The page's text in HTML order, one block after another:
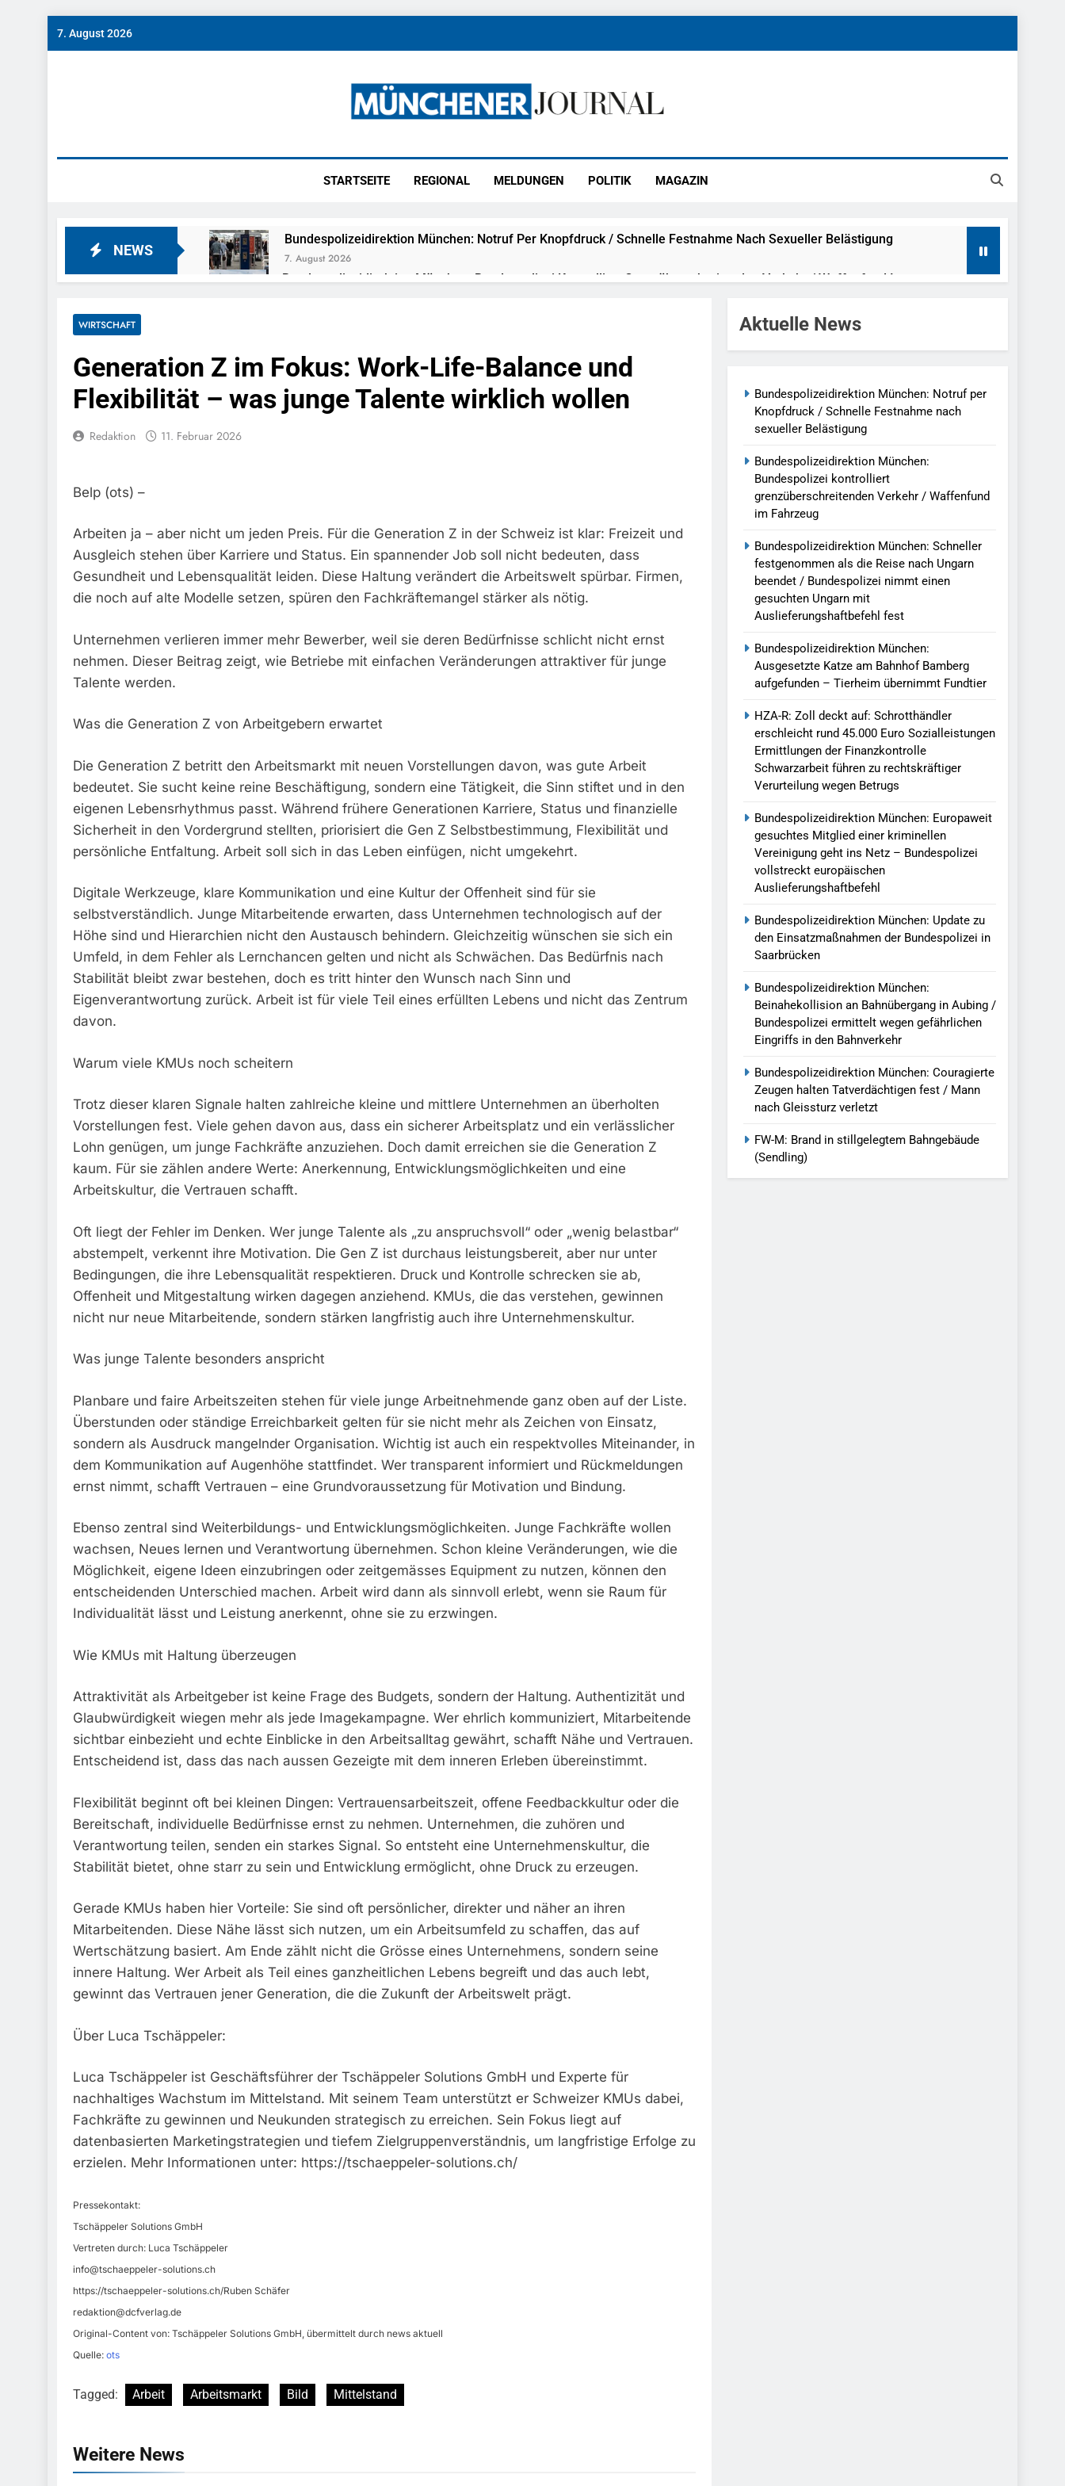
7. August 2026
STARTSEITE REGIONAL MELDUNGEN POLITIK MAGAZIN
NEWS
Bundespolizeidirektion München: Notruf Per Knopfdruck / Schnelle Festnahme Nach Sexueller Belästigung
7. August 2026
Bundespolizeidirektion München: Bundespolizei Kontrolliert Grenzüberschreitenden Verkehr / Waffenfund Im
Bundespolizeidirektion München: Schneller Festgenommen Als Die Reise Nach Ungarn Beendet / Bundespolizei Nimmt
6. August 2026
Fundtier
6. August 2026
HZA-R: Zoll Deckt Auf: Schrotthändler Erschleicht Rund 45.000 Euro Sozialleistungen Ermittlungen Der Finanzkontrolle
Bundespolizeidirektion München: Europaweit Gesuchtes Mitglied Einer Kriminellen Vereinigung Geht Ins Netz –
Bundespolizeidirektion München: Update Zu Den Einsatzmaßnahmen Der Bundespolizei In Saarbrücken
5. August 2026
Bundespolizeidirektion München: Beinahekollision An Bahnübergang In Aubing / Bundespolizei Ermittelt Wegen
Gefährlichen Eingriffs In Den Bahnverkehr
Bundespolizeidirektion München: Couragierte Zeugen Halten Tatverdächtigen Fest / Mann Nach Gleissturz Verletzt
FW-M: Brand In Stillgelegtem Bahngebäude (Sendling)
WIRTSCHAFT
Generation Z im Fokus: Work-Life-Balance und
Flexibilität – was junge Talente wirklich wollen
Redaktion 11. Februar 2026
Belp (ots) –
Arbeiten ja – aber nicht um jeden Preis. Für die Generation Z in der Schweiz ist klar: Freizeit und
Ausgleich stehen über Karriere und Status. Ein spannender Job soll nicht bedeuten, dass
Gesundheit und Lebensqualität leiden. Diese Haltung verändert die Arbeitswelt spürbar. Firmen,
die noch auf alte Modelle setzen, spüren den Fachkräftemangel stärker als nötig.
Unternehmen verlieren immer mehr Bewerber, weil sie deren Bedürfnisse schlicht nicht ernst
nehmen. Dieser Beitrag zeigt, wie Betriebe mit einfachen Veränderungen attraktiver für junge
Talente werden.
Was die Generation Z von Arbeitgebern erwartet
Die Generation Z betritt den Arbeitsmarkt mit neuen Vorstellungen davon, was gute Arbeit
bedeutet. Sie sucht keine reine Beschäftigung, sondern eine Tätigkeit, die Sinn stiftet und in den
eigenen Lebensrhythmus passt. Während frühere Generationen Karriere, Status und finanzielle
Sicherheit in den Vordergrund stellten, priorisiert die Gen Z Selbstbestimmung, Flexibilität und
persönliche Entfaltung. Arbeit soll sich in das Leben einfügen, nicht umgekehrt.
Digitale Werkzeuge, klare Kommunikation und eine Kultur der Offenheit sind für sie
selbstverständlich. Junge Mitarbeitende erwarten, dass Unternehmen technologisch auf der
Höhe sind und Hierarchien nicht den Austausch behindern. Gleichzeitig wünschen sie sich ein
Umfeld, in dem Fehler als Lernchancen gelten und nicht als Schwächen. Das Bedürfnis nach
Stabilität bleibt zwar bestehen, doch es tritt hinter den Wunsch nach Sinn und
Eigenverantwortung zurück. Arbeit ist für viele Teil eines erfüllten Lebens und nicht das Zentrum
davon.
Warum viele KMUs noch scheitern
Trotz dieser klaren Signale halten zahlreiche kleine und mittlere Unternehmen an überholten
Vorstellungen fest. Viele gehen davon aus, dass ein sicherer Arbeitsplatz und ein verlässlicher
Lohn genügen, um junge Fachkräfte anzuziehen. Doch damit erreichen sie die Generation Z
kaum. Für sie zählen andere Werte: Anerkennung, Entwicklungsmöglichkeiten und eine
Arbeitskultur, die Vertrauen schafft.
Oft liegt der Fehler im Denken. Wer junge Talente als „zu anspruchsvoll“ oder „wenig belastbar“
abstempelt, verkennt ihre Motivation. Die Gen Z ist durchaus leistungsbereit, aber nur unter
Bedingungen, die ihre Lebensqualität respektieren. Druck und Kontrolle schrecken sie ab,
Offenheit und Mitgestaltung wirken dagegen anziehend. KMUs, die das verstehen, gewinnen
nicht nur neue Mitarbeitende, sondern stärken langfristig auch ihre Unternehmenskultur.
Was junge Talente besonders anspricht
Planbare und faire Arbeitszeiten stehen für viele junge Arbeitnehmende ganz oben auf der Liste.
Überstunden oder ständige Erreichbarkeit gelten für sie nicht mehr als Zeichen von Einsatz,
sondern als Ausdruck mangelnder Organisation. Wichtig ist auch ein respektvolles Miteinander, in
dem Kommunikation auf Augenhöhe stattfindet. Wer transparent informiert und Rückmeldungen
ernst nimmt, schafft Vertrauen – eine Grundvoraussetzung für Motivation und Bindung.
Ebenso zentral sind Weiterbildungs- und Entwicklungsmöglichkeiten. Junge Fachkräfte wollen
wachsen, Neues lernen und Verantwortung übernehmen. Schon kleine Veränderungen, wie die
Möglichkeit, eigene Ideen einzubringen oder zeitgemässes Equipment zu nutzen, können den
entscheidenden Unterschied machen. Arbeit wird dann als sinnvoll erlebt, wenn sie Raum für
Individualität lässt und Leistung anerkennt, ohne sie zu erzwingen.
Wie KMUs mit Haltung überzeugen
Attraktivität als Arbeitgeber ist keine Frage des Budgets, sondern der Haltung. Authentizität und
Glaubwürdigkeit wiegen mehr als jede Imagekampagne. Wer ehrlich kommuniziert, Mitarbeitende
sichtbar einbezieht und echte Einblicke in den Arbeitsalltag gewährt, schafft Nähe und Vertrauen.
Entscheidend ist, dass das nach aussen Gezeigte mit dem inneren Erleben übereinstimmt.
Flexibilität beginnt oft bei kleinen Dingen: Vertrauensarbeitszeit, offene Feedbackkultur oder die
Bereitschaft, individuelle Bedürfnisse ernst zu nehmen. Unternehmen, die zuhören und
Verantwortung teilen, senden ein starkes Signal. So entsteht eine Unternehmenskultur, die
Stabilität bietet, ohne starr zu sein und Entwicklung ermöglicht, ohne Druck zu erzeugen.
Gerade KMUs haben hier Vorteile: Sie sind oft persönlicher, direkter und näher an ihren
Mitarbeitenden. Diese Nähe lässt sich nutzen, um ein Arbeitsumfeld zu schaffen, das auf
Wertschätzung basiert. Am Ende zählt nicht die Grösse eines Unternehmens, sondern seine
innere Haltung. Wer Arbeit als Teil eines ganzheitlichen Lebens begreift und das auch lebt,
gewinnt das Vertrauen jener Generation, die die Zukunft der Arbeitswelt prägt.
Über Luca Tschäppeler:
Luca Tschäppeler ist Geschäftsführer der Tschäppeler Solutions GmbH und Experte für
nachhaltiges Wachstum im Mittelstand. Mit seinem Team unterstützt er Schweizer KMUs dabei,
Fachkräfte zu gewinnen und Neukunden strategisch zu erreichen. Sein Fokus liegt auf
datenbasierten Marketingstrategien und tiefem Zielgruppenverständnis, um langfristige Erfolge zu
erzielen. Mehr Informationen unter: https://tschaeppeler-solutions.ch/
Pressekontakt:
Tschäppeler Solutions GmbH
Vertreten durch: Luca Tschäppeler
info@tschaeppeler-solutions.ch
https://tschaeppeler-solutions.ch/Ruben Schäfer
redaktion@dcfverlag.de
Original-Content von: Tschäppeler Solutions GmbH, übermittelt durch news aktuell
Quelle: ots
Tagged: Arbeit Arbeitsmarkt Bild Mittelstand
Weitere News
Aktuelle News
Bundespolizeidirektion München: Notruf per
Knopfdruck / Schnelle Festnahme nach
sexueller Belästigung
Bundespolizeidirektion München:
Bundespolizei kontrolliert
grenzüberschreitenden Verkehr / Waffenfund
im Fahrzeug
Bundespolizeidirektion München: Schneller
festgenommen als die Reise nach Ungarn
beendet / Bundespolizei nimmt einen
gesuchten Ungarn mit
Auslieferungshaftbefehl fest
Bundespolizeidirektion München:
Ausgesetzte Katze am Bahnhof Bamberg
aufgefunden – Tierheim übernimmt Fundtier
HZA-R: Zoll deckt auf: Schrotthändler
erschleicht rund 45.000 Euro Sozialleistungen
Ermittlungen der Finanzkontrolle
Schwarzarbeit führen zu rechtskräftiger
Verurteilung wegen Betrugs
Bundespolizeidirektion München: Europaweit
gesuchtes Mitglied einer kriminellen
Vereinigung geht ins Netz – Bundespolizei
vollstreckt europäischen
Auslieferungshaftbefehl
Bundespolizeidirektion München: Update zu
den Einsatzmaßnahmen der Bundespolizei in
Saarbrücken
Bundespolizeidirektion München:
Beinahekollision an Bahnübergang in Aubing /
Bundespolizei ermittelt wegen gefährlichen
Eingriffs in den Bahnverkehr
Bundespolizeidirektion München: Couragierte
Zeugen halten Tatverdächtigen fest / Mann
nach Gleissturz verletzt
FW-M: Brand in stillgelegtem Bahngebäude
(Sendling)